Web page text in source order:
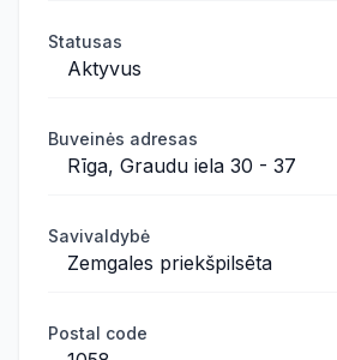
Statusas
Aktyvus
Buveinės adresas
Rīga, Graudu iela 30 - 37
Savivaldybė
Zemgales priekšpilsēta
Postal code